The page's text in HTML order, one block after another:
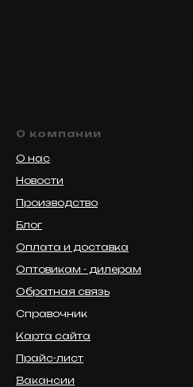
О компании
О нас
Новости
Производство
Блог
Оплата и доставка
Оптовикам - дилерам
Обратная связь
Справочник
Карта сайта
Прайс-лист
Вакансии